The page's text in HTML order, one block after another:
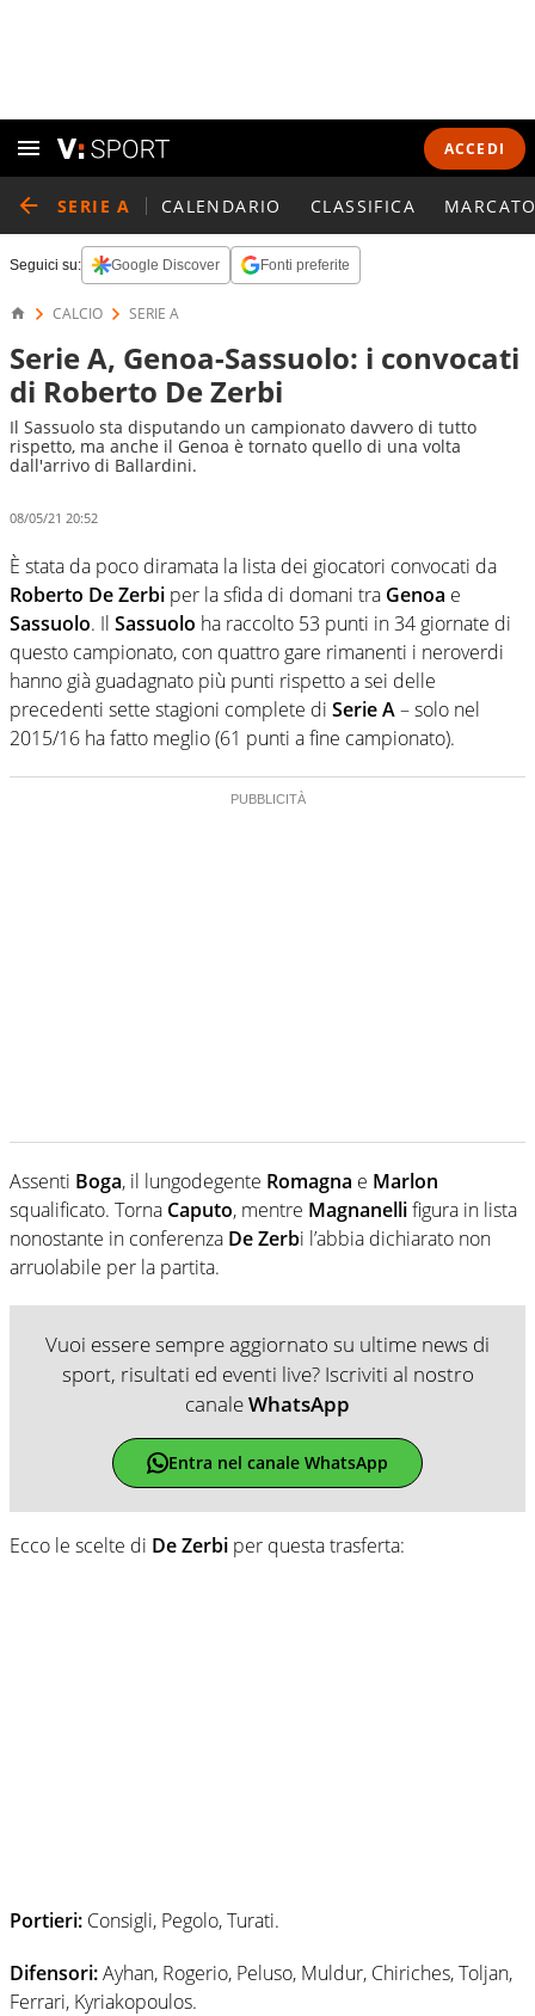
ACCEDI
SERIE A CALENDARIO CLASSIFICA
Seguici su: Google Discover Fonti preferite
CALCIO SERIE A
Serie A, Genoa-Sassuolo: i convocati
di Roberto De Zerbi
Il Sassuolo sta disputando un campionato davvero di tutto
rispetto, ma anche il Genoa è tornato quello di una volta
dall'arrivo di Ballardini.
08/05/21 20:52
È stata da poco diramata la lista dei giocatori convocati da
Roberto De Zerbi per la sfida di domani tra Genoa e
Sassuolo. Il Sassuolo ha raccolto 53 punti in 34 giornate di
questo campionato, con quattro gare rimanenti i neroverdi
hanno già guadagnato più punti rispetto a sei delle
precedenti sette stagioni complete di Serie A– solo nel
2015/16 ha fatto meglio (61 punti a fine campionato).
Assenti Boga, il lungodegente Romagna e Marlon
squalificato. Torna Caputo, mentre Magnanellifigura in lista
nonostante in conferenza De Zerbi l’abbia dichiarato non
arruolabile per la partita.
Vuoi essere sempre aggiornato su ultime news di
sport, risultati ed eventi live? Iscriviti al nostro
canaleWhatsApp
Entra nel canale WhatsApp
Ecco le scelte di De Zerbi per questa trasferta:
Portieri: Consigli, Pegolo, Turati.
Difensori:Ayhan, Rogerio, Peluso, Muldur, Chiriches, Toljan,
Ferrari, Kyriakopoulos.